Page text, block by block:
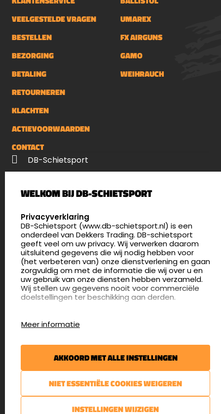
VEELGESTELDE VRAGEN
BESTELLEN
BEZORGING
BETALING
RETOURNEREN
KLACHTEN
ACTIEVOORWAARDEN
CONTACT
UMAREX
FX AIRGUNS
GAMO
WEIHRAUCH
DB-Schietsport
5411 LX Zeeland
4.8
175 beoordelingen
info@db-schietsport.nl
Openingstijden
Dinsdag en donderdag: 13:00 - 17:00 én 18:00 - 21:00
uur
Afspraak maken
Nieuwsbrief
€5,- kortingsbon voor uw volgende bestelling.
Blijf op de hoogte van het laatste nieuws
WELKOM BIJ DB-SCHIETSPORT
SELECT LANGUAGE
Privacyverklaring
DB-Schietsport (www.db-schietsport.nl) is een
onderdeel van Dekkers Trading. DB-schietsport
geeft veel om uw privacy. Wij verwerken daarom
uitsluitend gegevens die wij nodig hebben voor
(het verbeteren van) onze dienstverlening en gaan
zorgvuldig om met de informatie die wij over u en
uw gebruik van onze diensten hebben verzameld.
Wij stellen uw gegevens nooit voor commerciële
doelstellingen ter beschikking aan derden.
website gebruiken en hoe effectief de Adwords-
advertenties van Dekkers trading bij Google
zoekresultaatpagina’s zijn. De aldus verkregen
informatie wordt, met inbegrip van het adres van
uw computer (IP-adres), overgebracht naar en
Meer informatie
AKKOORD MET ALLE INSTELLINGEN
NIET ESSENTIËLE COOKIES WEIGEREN
INSTELLINGEN WIJZIGEN